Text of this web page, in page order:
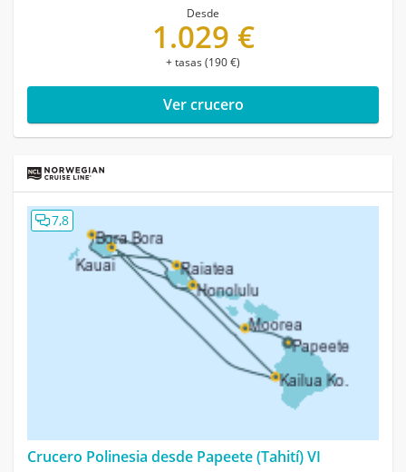
Desde
1.029 €
+ tasas (190 €)
Ver crucero
7,8
Crucero Polinesia desde Papeete (Tahití) VI